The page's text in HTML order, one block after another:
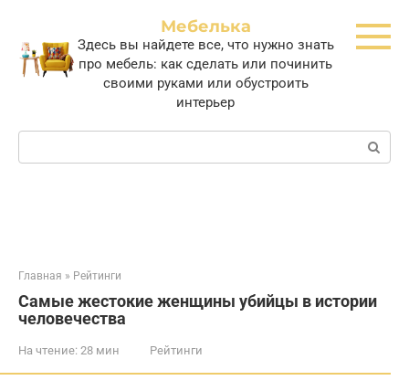
контенту
Мебелька
Здесь вы найдете все, что нужно знать
про мебель: как сделать или починить
своими руками или обустроить
интерьер
Поиск:
Главная » Рейтинги
Самые жестокие женщины убийцы в истории
человечества
На чтение: 28 мин Рейтинги